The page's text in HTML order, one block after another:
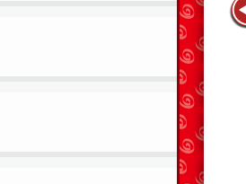
生日蛋糕-冰淇琳